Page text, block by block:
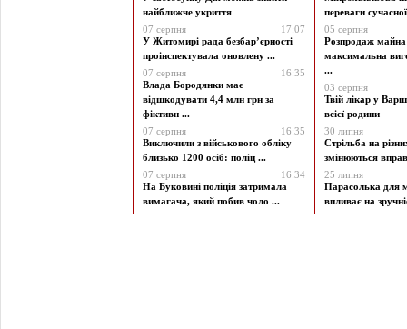
найближче укриття
07 серпня
17:07
У Житомирі рада безбар’єрності
проінспектувала оновлену ...
07 серпня
16:35
Влада Бородянки має
відшкодувати 4,4 млн грн за
фіктивн ...
07 серпня
16:35
Виключили з військового обліку
близько 1200 осіб: поліц ...
07 серпня
16:34
На Буковині поліція затримала
вимагача, який побив чоло ...
переваги
05 серпня
Розпродаж майна
максимальна
...
03 серпня
Твій лікар у
всієї родини
30 липня
Стрільба на
змінюються
25 липня
Парасолька для
впливає на